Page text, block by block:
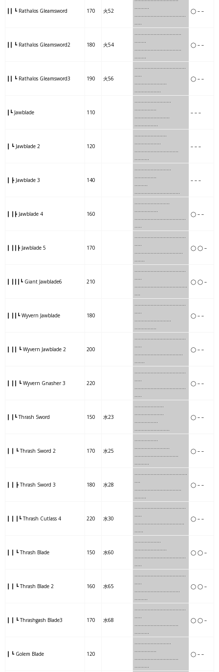
┃┃ ┗ Rathalos Gleamsword 170 火52
……….
……….….…….…….…….
…..
◯ – –
┃┃ ┗ Rathalos Gleamsword2 180 火54
…………….……..……..
……..
…………….……..……..
……..
◯ – –
┃┃ ┗ Rathalos Gleamsword3 190 火56
………..………..………….
…..
………..………..
………………
◯ – –
┃┗ Jawblade 110
………….………...
……………
………….………..
…………….
– – –
┃ ┗ Jawblade 2 120
………..………..
………………
………..………..……..
……….
– – –
┃ ┣ Jawblade 3 140
…..….…………….
……………
…..….
………………………….
– – –
┃ ┃┣ Jawblade 4 160
………….………..
…………….
………….………..…….….
…..
◯ – –
┃ ┃┃┣ Jawblade 5 170
………………..…………...
…..
………………..………….
…....
◯ ◯ –
┃ ┃┃┃┗ Giant Jawblade6 210
……..……….………….….
…..
……..……….………….…..
….
◯ ◯ –
┃ ┃┃┗ Wyvern Jawblade 180
……………..……..……….
…..
……………..……..
…………...
◯ – –
┃ ┃┃ ┗ Wyvern Jawblade 2 200
…….…….………..……....
…..
…….…….………..……..
….…
◯ – –
┃ ┃┃ ┗ Wyvern Gnasher 3 220
……….…..……..………...
…..
……….…..……..………...
…..
◯ – –
┃ ┃┗ Thrash Sword 150 水23
…….….…..….
………………..
…….….…..
……………………
◯ – –
┃ ┃ ┗ Thrash Sword 2 170 水25
…….….…..
……………………
…….….…..…………..
……….
◯ – –
┃ ┃ ┣ Thrash Sword 3 180 水28
………………………………
….
…………………………..
……..
◯ – –
┃ ┃ ┃┗ Thrash Cutlass 4 220 水30
……………………………..
…..
…………………………….
……
◯ – –
┃ ┃ ┗ Thrash Blade 150 水60
…………..….
………………….
…………..….……………..
…..
◯ ◯ –
┃ ┃ ┗ Thrash Blade 2 160 水65
…..…………….……….….
…..
…..…………….……….
……...
◯ ◯ –
┃ ┃ ┗ Thrashgash Blade3 170 水68
…..…….……..……….…..
…..
…..…….……..……….
……....
◯ ◯ –
┃ ┗ Golem Blade 120
……..….………....
……………
……..….………..…….
……….
◯ – –